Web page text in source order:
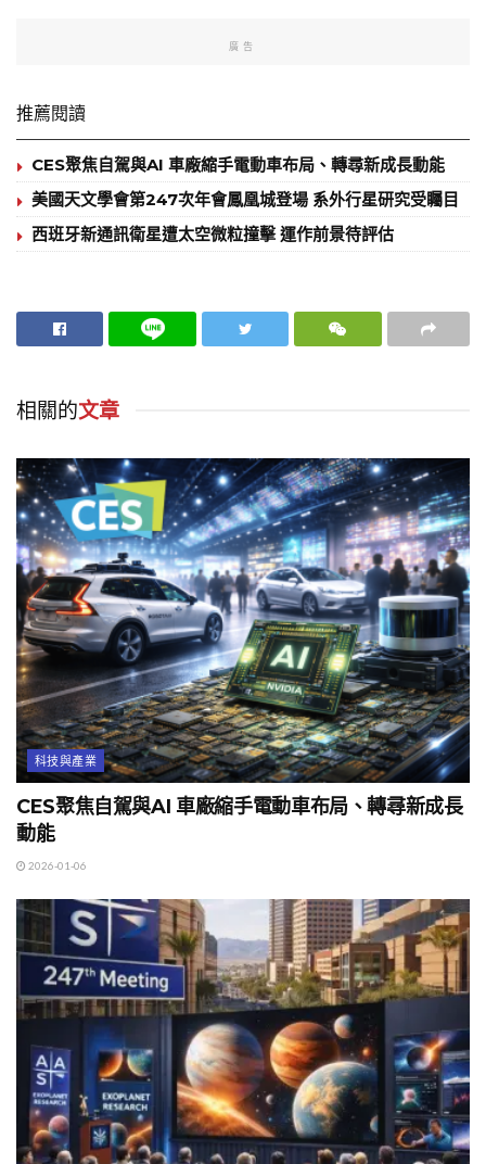
廣告
推薦閱讀
CES聚焦自駕與AI 車廠縮手電動車布局、轉尋新成長動能
美國天文學會第247次年會鳳凰城登場 系外行星研究受矚目
西班牙新通訊衛星遭太空微粒撞擊 運作前景待評估
相關的文章
科技與產業
CES聚焦自駕與AI 車廠縮手電動車布局、轉尋新成長
動能
2026-01-06